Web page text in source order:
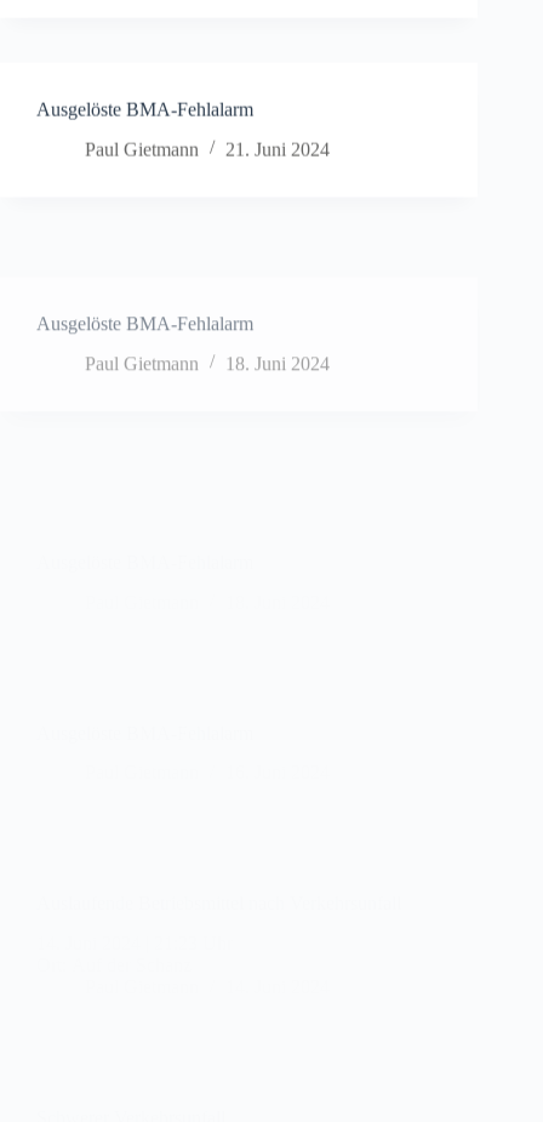
Ausgelöste BMA-Fehlalarm
Paul Gietmann
21. Juni 2024
Paul Gietmann
18. Juni 2024